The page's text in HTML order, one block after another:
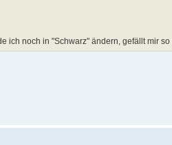
ich noch in "Schwarz" ändern, gefällt mir